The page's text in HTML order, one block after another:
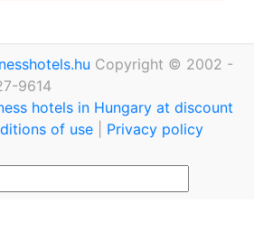
Copyright © 2002 -
9614
hotels in Hungary at discount
of use Privacy policy